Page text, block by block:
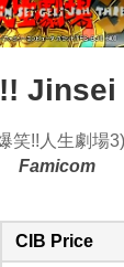
Jinsei
笑!!人生劇場3)
Famicom
CIB Price